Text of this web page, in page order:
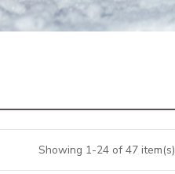
Showing 1-24 of 47 item(s)